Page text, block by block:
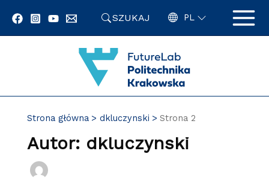
SZUKAJ PL
Strona główna dkluczynski Strona 2
Autor: dkluczynski